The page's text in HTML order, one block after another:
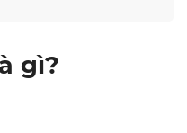
gì?